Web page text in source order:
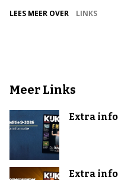
LEES MEER OVER LINKS
Meer Links
Extra
Extra